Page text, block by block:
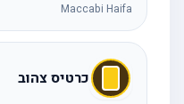
Maccabi Haifa
כרטיס צהוב